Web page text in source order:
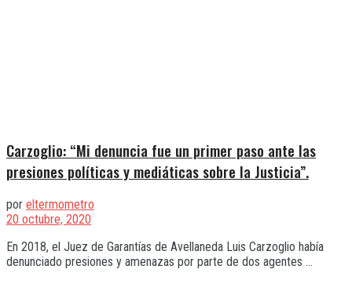
Carzoglio: “Mi denuncia fue un primer paso ante las
presiones políticas y mediáticas sobre la Justicia”.
por eltermometro
20 octubre, 2020
En 2018, el Juez de Garantías de Avellaneda Luis Carzoglio había
denunciado presiones y amenazas por parte de dos agentes ...